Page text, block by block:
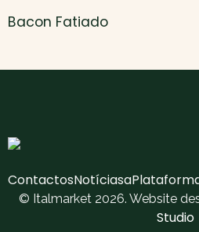
Bacon Fatiado
ContactosNotícias
© Italmarket 2026. Website
Studio